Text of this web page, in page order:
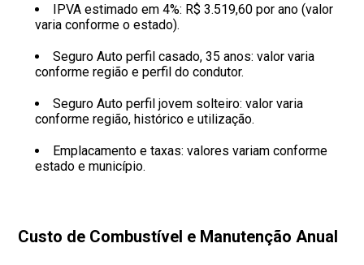
IPVA estimado em 4%: R$ 3.519,60 por ano (valor
varia conforme o estado).
Seguro Auto perfil casado, 35 anos: valor varia
conforme região e perfil do condutor.
Seguro Auto perfil jovem solteiro: valor varia
conforme região, histórico e utilização.
Emplacamento e taxas: valores variam conforme
estado e município.
Custo de Combustível e Manutenção Anual